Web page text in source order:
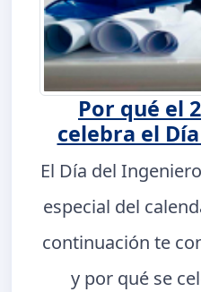
Por qué el
celebra el
El Día del
especial del
continuación te
y por qué se